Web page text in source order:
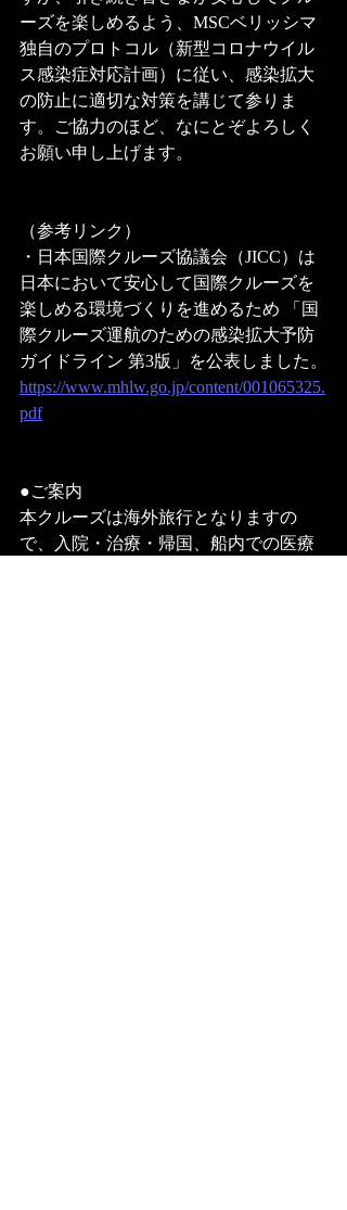
ーズを楽しめるよう、MSCベリッシマ
独自のプロトコル（新型コロナウイル
ス感染症対応計画）に従い、感染拡大
の防止に適切な対策を講じて参りま
す。ご協力のほど、なにとぞよろしく
お願い申し上げます。
（参考リンク）
・日本国際クルーズ協議会（JICC）は
日本において安心して国際クルーズを
楽しめる環境づくりを進めるため 「国
際クルーズ運航のための感染拡大予防
ガイドライン 第3版」を公表しました。
https://www.mhlw.go.jp/content/001065325.
pdf
●ご案内
本クルーズは海外旅行となりますの
で、入院・治療・帰国、船内での医療